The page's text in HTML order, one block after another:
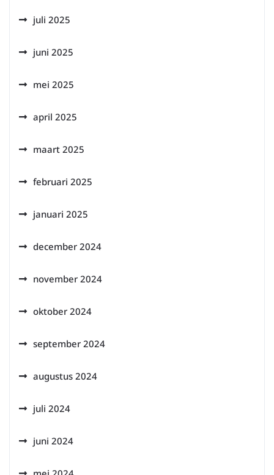
juli 2025
juni 2025
mei 2025
april 2025
maart 2025
februari 2025
januari 2025
december 2024
november 2024
oktober 2024
september 2024
augustus 2024
juli 2024
juni 2024